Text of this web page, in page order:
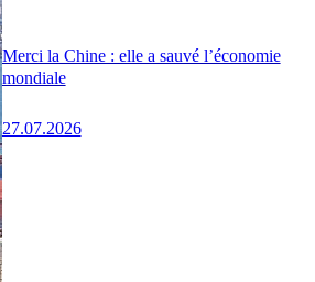
Merci la Chine : elle a sauvé l’économie
mondiale
27.07.2026